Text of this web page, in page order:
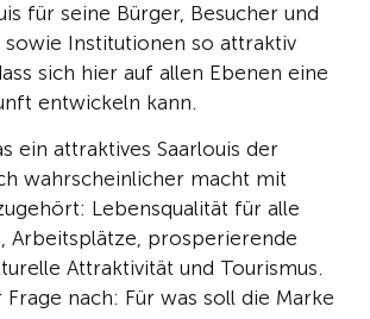
für seine Bürger, Besucher und
Institutionen so attraktiv
sich hier auf allen Ebenen eine
entwickeln kann.
ein attraktives Saarlouis der
wahrscheinlicher macht mit
Lebensqualität für alle
Arbeitsplätze, prosperierende
Attraktivität und Tourismus.
nach: Für was soll die Marke